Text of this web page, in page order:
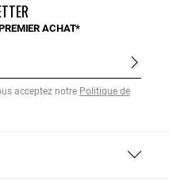
ACHAT*
acceptez notre Politique de